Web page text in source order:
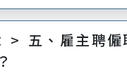
> 五、雇主聘僱